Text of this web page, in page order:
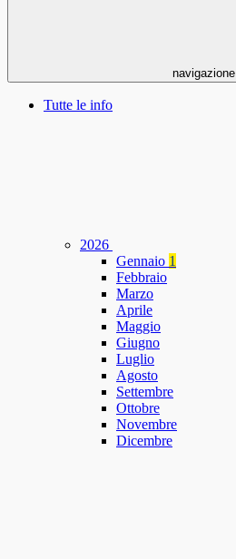
navigazione
Tutte le info
2026
Gennaio 1
Febbraio
Marzo
Aprile
Maggio
Giugno
Luglio
Agosto
Settembre
Ottobre
Novembre
Dicembre